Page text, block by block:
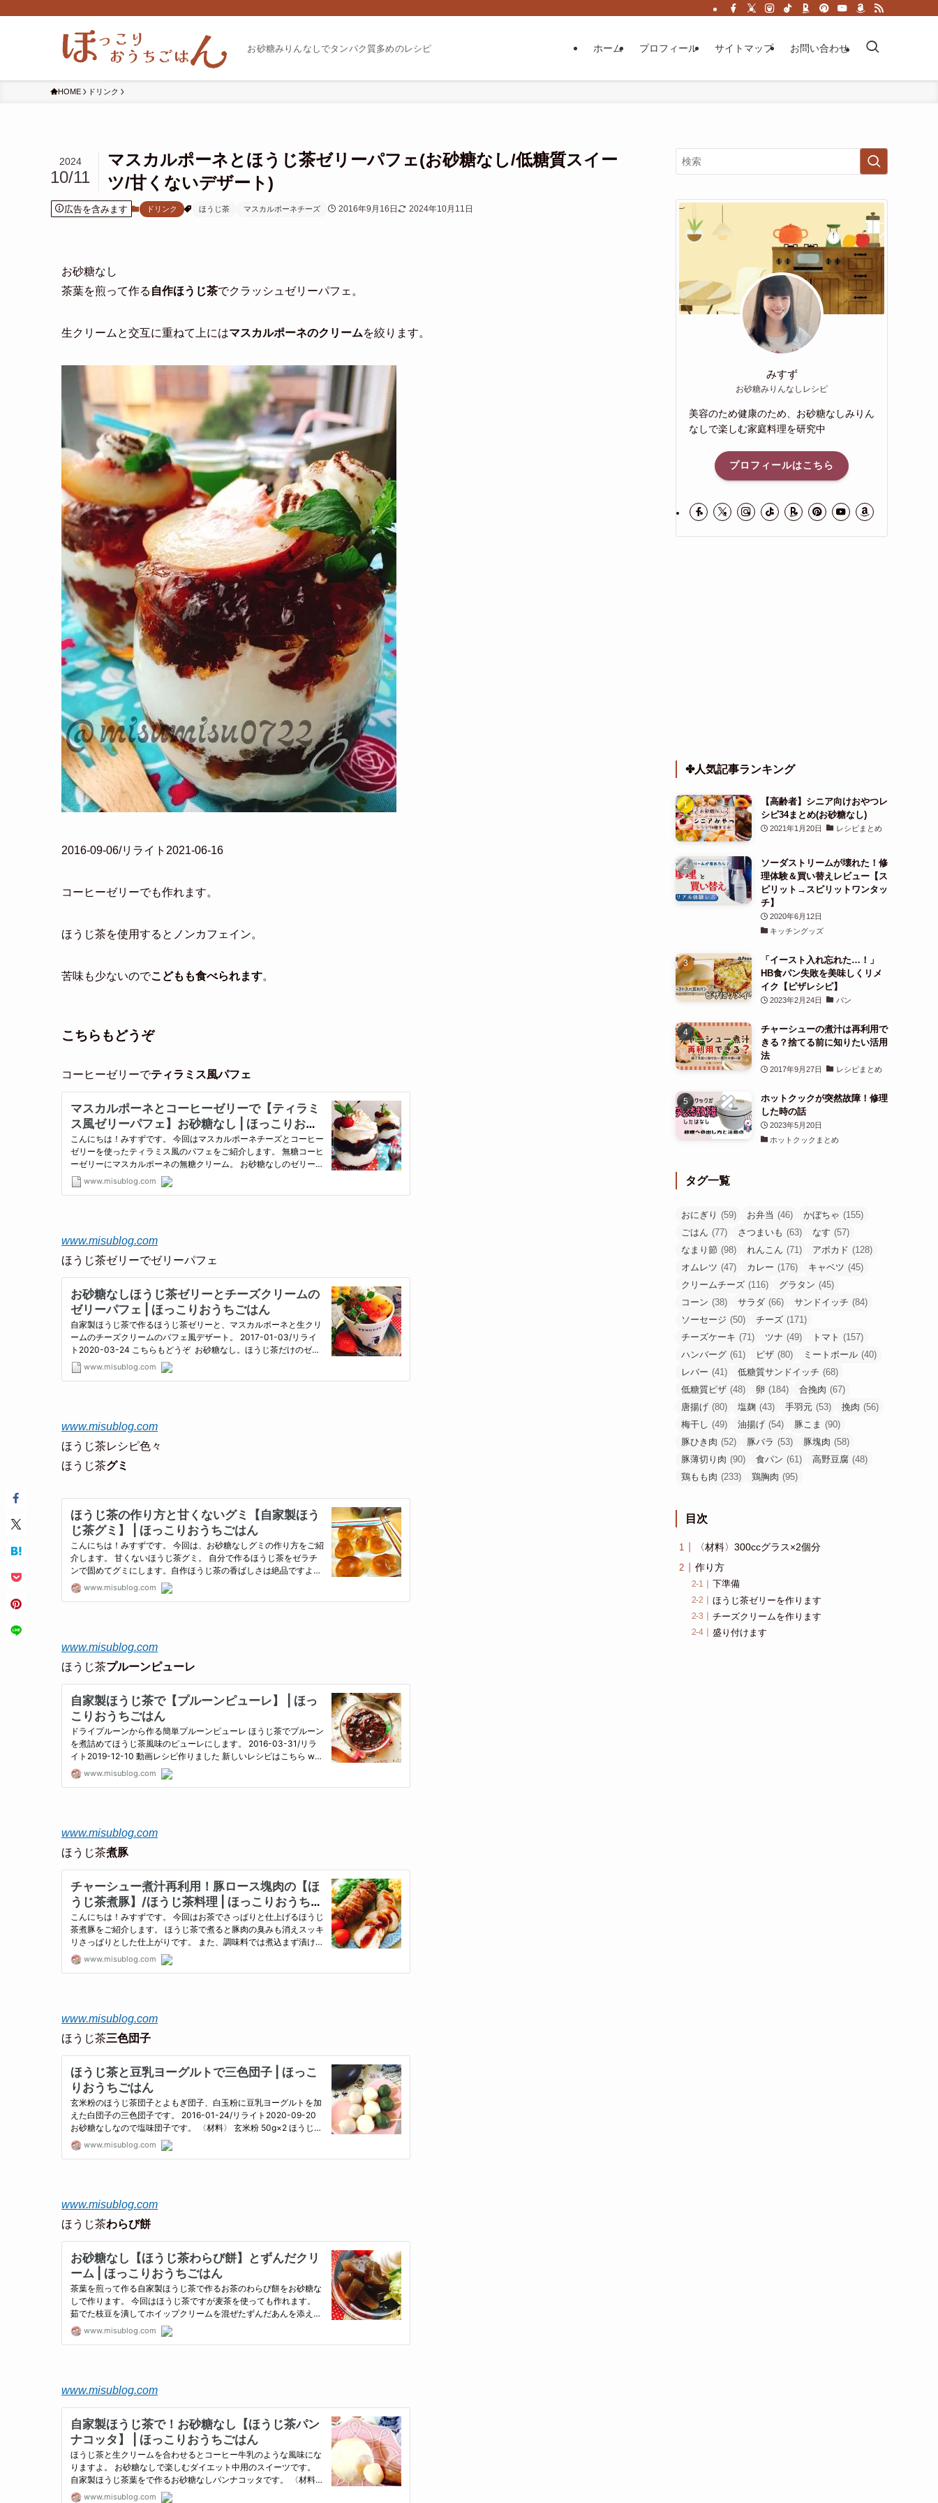
お砂糖みりんなしでタンパク質多めのレシピ ホーム プロフィール サイトマップ お問い合わせ
HOME ドリンク
マスカルポーネとほうじ茶ゼリーパフェ(お砂糖なし/低糖質スイー
ツ/甘くないデザート)
2024
10/11
広告を含みます ドリンク ほうじ茶 マスカルポーネチーズ 2016年9月16日 2024年10月11日
お砂糖なし
茶葉を煎って作る 自作ほうじ茶でクラッシュゼリーパフェ。
生クリームと交互に重ねて上にはマスカルポーネのクリームを絞ります。
2016-09-06/リライト2021-06-16
コーヒーゼリーでも作れます。
ほうじ茶を使用するとノンカフェイン。
苦味も少ないのでこどもも食べられます。
こちらもどうぞ
コーヒーゼリーでティラミス風パフェ
www.misublog.com
ほうじ茶ゼリーでゼリーパフェ
www.misublog.com
ほうじ茶レシピ色々
ほうじ茶グミ
www.misublog.com
ほうじ茶プルーンピューレ
www.misublog.com
ほうじ茶煮豚
www.misublog.com
ほうじ茶三色団子
www.misublog.com
ほうじ茶わらび餅
www.misublog.com
みすず
お砂糖みりんなしレシピ
美容のため健康のため、お砂糖なしみりん
なしで楽しむ家庭料理を研究中
プロフィールはこちら
✤人気記事ランキング
【高齢者】シニア向けおやつレ
シピ34まとめ(お砂糖なし)
2021年1月20日 レシピまとめ
ソーダストリームが壊れた！修
理体験＆買い替えレビュー【ス
ピリット→スピリットワンタッ
チ】
2020年6月12日
キッチングッズ
「イースト入れ忘れた…！」
HB食パン失敗を美味しくリメ
イク【ピザレシピ】
2023年2月24日 パン
チャーシューの煮汁は再利用で
きる？捨てる前に知りたい活用
法
2017年9月27日 レシピまとめ
ホットクックが突然故障！修理
した時の話
2023年5月20日
ホットクックまとめ
タグ一覧
おにぎり (59) お弁当 (46) かぼちゃ (155)
ごはん (77) さつまいも (63) なす (57)
なまり節 (98) れんこん (71) アボカド (128)
オムレツ (47) カレー (176) キャベツ (45)
クリームチーズ (116) グラタン (45)
コーン (38) サラダ (66) サンドイッチ (84)
ソーセージ (50) チーズ (171)
チーズケーキ (71) ツナ (49) トマト (157)
ハンバーグ (61) ピザ (80) ミートボール (40)
レバー (41) 低糖質サンドイッチ (68)
低糖質ピザ (48) 卵 (184) 合挽肉 (67)
唐揚げ (80) 塩麹 (43) 手羽元 (53) 挽肉 (56)
梅干し (49) 油揚げ (54) 豚こま (90)
豚ひき肉 (52) 豚バラ (53) 豚塊肉 (58)
豚薄切り肉 (90) 食パン (61) 高野豆腐 (48)
鶏もも肉 (233) 鶏胸肉 (95)
目次
〈材料〉300ccグラス×2個分
作り方
下準備
ほうじ茶ゼリーを作ります
チーズクリームを作ります
盛り付けます